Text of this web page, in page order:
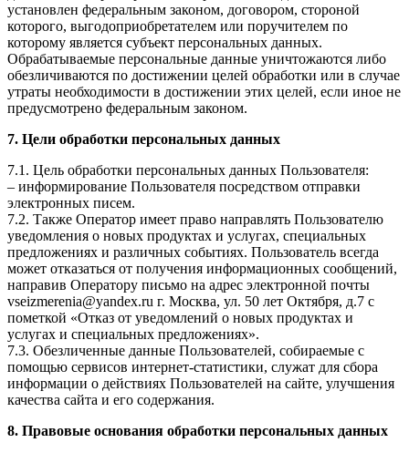
установлен федеральным законом, договором, стороной
которого, выгодоприобретателем или поручителем по
которому является субъект персональных данных.
Обрабатываемые персональные данные уничтожаются либо
обезличиваются по достижении целей обработки или в случае
утраты необходимости в достижении этих целей, если иное не
предусмотрено федеральным законом.
7. Цели обработки персональных данных
7.1. Цель обработки персональных данных Пользователя:
– информирование Пользователя посредством отправки
электронных писем.
7.2. Также Оператор имеет право направлять Пользователю
уведомления о новых продуктах и услугах, специальных
предложениях и различных событиях. Пользователь всегда
может отказаться от получения информационных сообщений,
направив Оператору письмо на адрес электронной почты
vseizmerenia@yandex.ru г. Москва, ул. 50 лет Октября, д.7 с
пометкой «Отказ от уведомлений о новых продуктах и
услугах и специальных предложениях».
7.3. Обезличенные данные Пользователей, собираемые с
помощью сервисов интернет-статистики, служат для сбора
информации о действиях Пользователей на сайте, улучшения
качества сайта и его содержания.
8. Правовые основания обработки персональных данных